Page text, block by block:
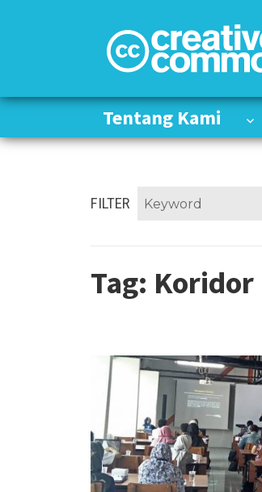
Tentang Kami
Tentang Kami
FILTER
Tag: Koridor